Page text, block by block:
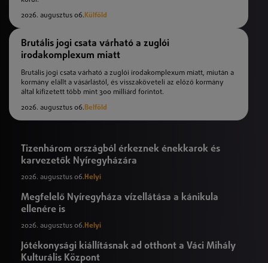
2026. augusztus 06. Külföld
Brutális jogi csata várható a zuglói
irodakomplexum miatt
Brutális jogi csata várható a zuglói irodakomplexum miatt, miután a
kormány elállt a vásárlástól, és visszaköveteli az előző kormány
által kifizetett több mint 300 milliárd forintot.
2026. augusztus 06.Belföld
Tizenhárom országból érkeznek énekkarok és
karvezetők Nyíregyházára
2026. augusztus 06. Helyi
Megfelelő Nyíregyháza vízellátása a kánikula
ellenére is
2026. augusztus 06. Helyi
Jótékonysági kiállításnak ad otthont a Váci Mihály
Kulturális Központ